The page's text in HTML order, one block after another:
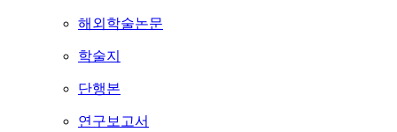
해외학술논문
학술지
단행본
연구보고서